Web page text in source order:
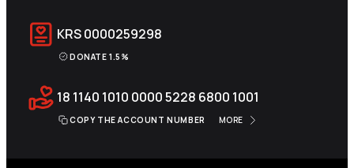
KRS0000259298
DONATE 1.5%
18 1140 1010 0000 5228 6800 1001
COPY THE ACCOUNT NUMBER MORE